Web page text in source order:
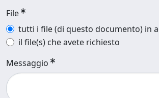
File
tutti i file (di questo documento) in
il file(s) che avete richiesto
Messaggio